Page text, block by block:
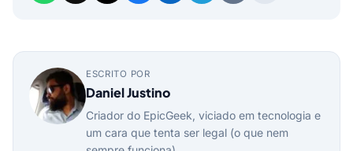
ESCRITO POR
Daniel Justino
Criador do EpicGeek, viciado em tecnologia e
um cara que tenta ser legal (o que nem